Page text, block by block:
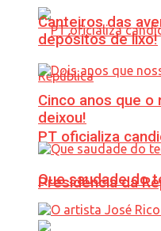
PT oficializa
Presidência da
Canteiros das
depósitos de lixo!
Cinco anos que o
deixou!
Que saudade do